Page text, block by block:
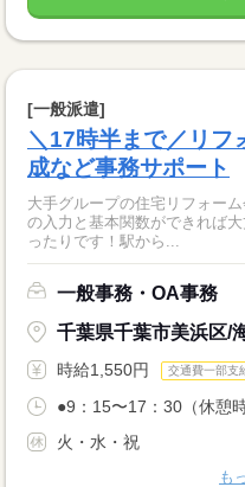
[一般派遣]
＼17時半まで／リフ
成など事務サポート
大手グループの住宅リフォー
の入力と基本関数ができれば
ったりです！駅から...
一般事務・OA事務
千葉県千葉市美浜区/
時給1,550円 交通費一部支
●9：15〜17：30（休憩
火・水・祝
も